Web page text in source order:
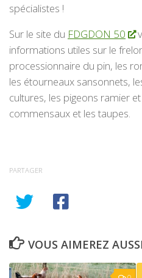
spécialistes !
Sur le site du FDGDON 50
informations utiles sur le
processionnaire du pin, les
les étourneaux sansonnets,
cultures, les pigeons ramier
commensaux et les taupes.
PARTAGER
VOUS AIMEREZ